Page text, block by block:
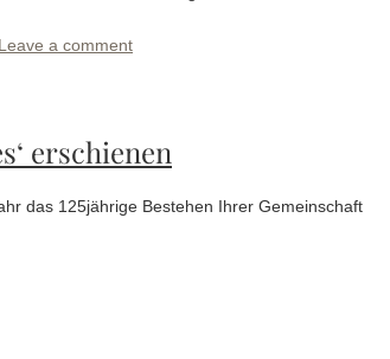
Leave a comment
erschienen
das 125jährige Bestehen Ihrer Gemeinschaft